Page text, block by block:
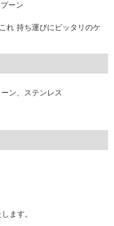
ーン
れ 持ち運びにピッタリのケ
ン、ステンレス
ます。